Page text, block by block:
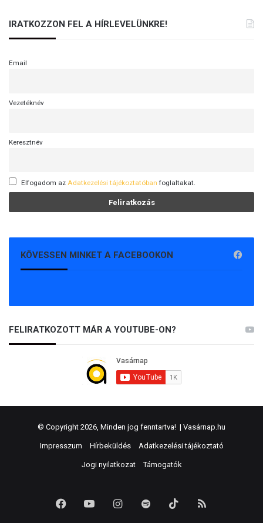
IRATKOZZON FEL A HÍRLEVELÜNKRE!
Email
Vezetéknév
Keresztnév
Elfogadom az Adatkezelési tájékoztatóban foglaltakat.
KÖVESSEN MINKET A FACEBOOKON
FELIRATKOZOTT MÁR A YOUTUBE-ON?
© Copyright 2026, Minden jog fenntartva! | Vasárnap.hu
Impresszum Hírbeküldés Adatkezelési tájékoztató
Jogi nyilatkozat Támogatók
FacebookYouTubeInstagram
Spotify TikTok